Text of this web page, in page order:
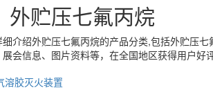
外贮压七氟丙烷
介绍外贮压七氟丙烷的产品分类,包括外贮压七
会信息、图片资料等，在全国地区获得用户好